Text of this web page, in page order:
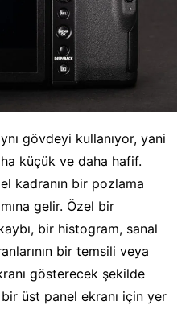
gövdeyi kullanıyor, yani
küçük ve daha hafif.
kadranın bir pozlama
gelir. Özel bir
bir histogram, sanal
bir temsili veya
gösterecek şekilde
üst panel ekranı için yer